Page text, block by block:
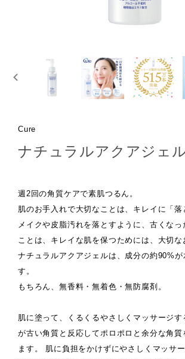
Cure
ナチュラルアクアジェ
週2回の角質ケアで素肌つるん。
肌のお手入れで大切なことは、キレイに「落
メイクや皮脂汚れを落とすように、古くなっ
ことは、キレイな肌を保つためには、大切な
ナチュラルアクアジェルは、成分の約90%が
す。
もちろん、無香料・無着色・無防腐剤。
肌に塗って、くるくるやさしくマッサージ
が古い角質と反応してポロポロと余分な角質
ます。 肌に負担をかけずにやさしくマッサー